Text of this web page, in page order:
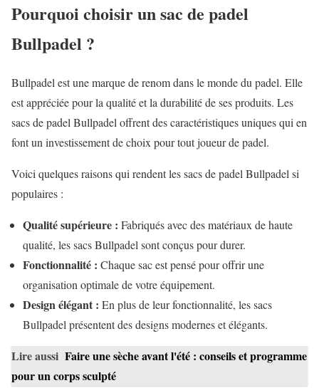
Pourquoi choisir un sac de padel
Bullpadel ?
Bullpadel est une marque de renom dans le monde du padel. Elle
est appréciée pour la qualité et la durabilité de ses produits. Les
sacs de padel Bullpadel offrent des caractéristiques uniques qui en
font un investissement de choix pour tout joueur de padel.
Voici quelques raisons qui rendent les sacs de padel Bullpadel si
populaires :
Qualité supérieure : Fabriqués avec des matériaux de haute
qualité, les sacs Bullpadel sont conçus pour durer.
Fonctionnalité : Chaque sac est pensé pour offrir une
organisation optimale de votre équipement.
Design élégant : En plus de leur fonctionnalité, les sacs
Bullpadel présentent des designs modernes et élégants.
Lire aussi Faire une sèche avant l'été : conseils et programme
pour un corps sculpté